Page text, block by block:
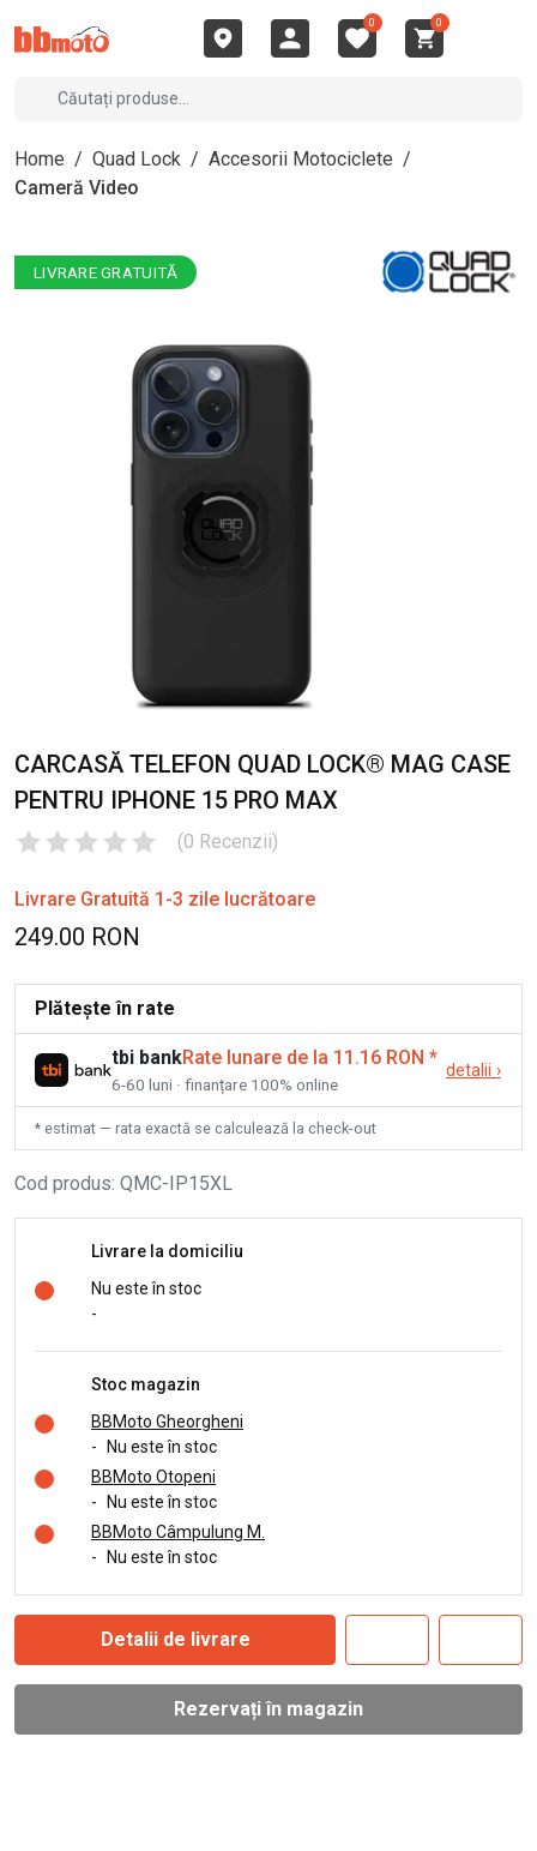
0 0
Home / Quad Lock / Accesorii Motociclete /
Cameră Video
LIVRARE GRATUITĂ
CARCASĂ TELEFON QUAD LOCK® MAG CASE
PENTRU IPHONE 15 PRO MAX
(0 Recenzii)
Livrare Gratuită 1-3 zile lucrătoare
249.00 RON
Plătește în rate
tbi bankRate lunare de la 11.16 RON *
6-60 luni · finanțare 100% online
detalii ›
* estimat — rata exactă se calculează la check-out
Cod produs: QMC-IP15XL
Livrare la domiciliu
Nu este în stoc
-
Stoc magazin
BBMoto Gheorgheni
- Nu este în stoc
BBMoto Otopeni
- Nu este în stoc
BBMoto Câmpulung M.
- Nu este în stoc
Detalii de livrare
Rezervați în magazin